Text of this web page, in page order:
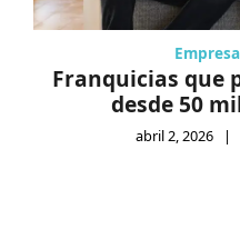
Franquicias que
desde 50
abril 2, 2026 |